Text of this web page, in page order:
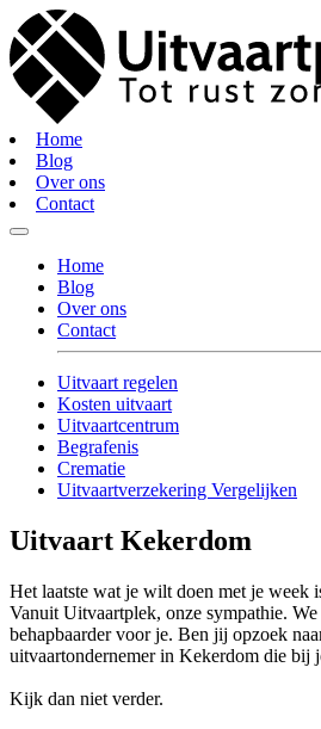
Home
Blog
Over ons
Contact
Home
Blog
Over ons
Contact
Uitvaart regelen
Kosten uitvaart
Uitvaartcentrum
Begrafenis
Crematie
Uitvaartverzekering Vergelijken
Uitvaart Kekerdom
Het laatste wat je wilt doen met je week
Vanuit Uitvaartplek, onze sympathie.
behapbaarder voor je. Ben jij opzoek
uitvaartondernemer in Kekerdom die bij
Kijk dan niet verder.